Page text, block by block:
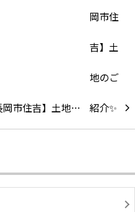
岡市住吉】土地…